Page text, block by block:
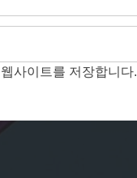
사이트를 저장합니다.